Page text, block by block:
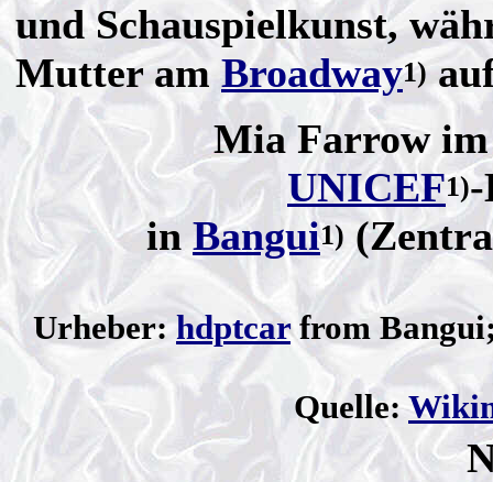
und Schauspielkunst,
Mutter amBroadway1)
Mia Farrow im
UNICEF1)
in Bangui1)
Urheber:hdptcarfrom
Quelle: